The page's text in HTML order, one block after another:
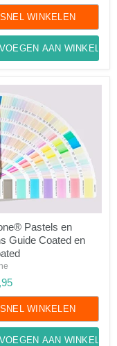
SNEL WINKELEN
AAN
Pastels en
Guide Coated en
SNEL WINKELEN
AAN